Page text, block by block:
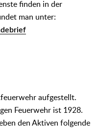
finden in der
man unter:
aufgestellt.
Feuerwehr ist 1928.
den Aktiven folgende